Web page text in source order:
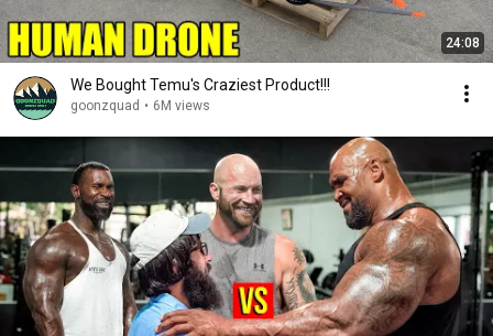
24:08
We Bought Temu's Craziest Product!!!
goonzquad • 6M views